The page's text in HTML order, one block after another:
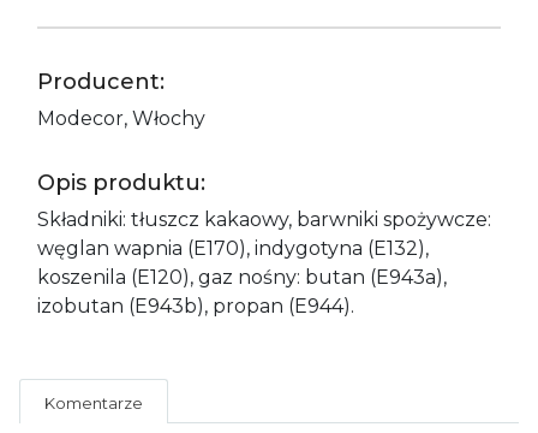
Producent:
Modecor, Włochy
Opis produktu:
Składniki: tłuszcz kakaowy, barwniki spożywcze:
węglan wapnia (E170), indygotyna (E132),
koszenila (E120), gaz nośny: butan (E943a),
izobutan (E943b), propan (E944).
Komentarze